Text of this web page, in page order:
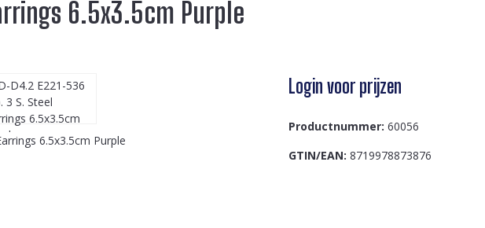
6.5x3.5cm Purple
Login voor prijzen
Productnummer: 60056
GTIN/EAN: 8719978873876